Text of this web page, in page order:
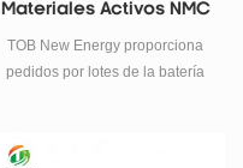
Materiales Activos NMC
LFP NCA LNMO Orden
Por Lotes
TOB New Energy proporciona
pedidos por lotes de la batería